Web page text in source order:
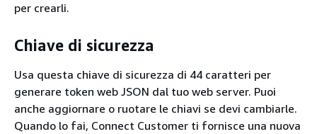
per crearli.
Chiave di sicurezza
Usa questa chiave di sicurezza di 44 caratteri per
generare token web JSON dal tuo web server. Puoi
anche aggiornare o ruotare le chiavi se devi cambiarle.
Quando lo fai, Connect Customer ti fornisce una nuova